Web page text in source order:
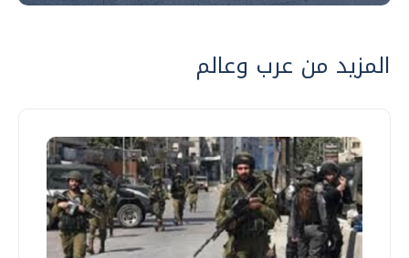
المزيد من عرب وعالم